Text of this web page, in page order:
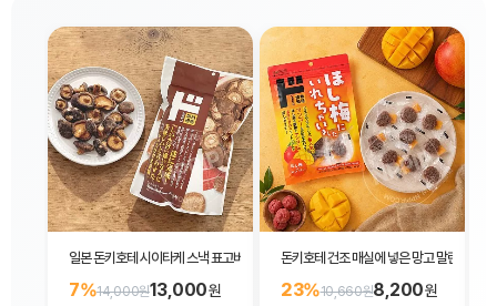
일본 돈키호테 시이타케 스낵 표고버섯 과자 110g
7%14,000원13,000원
돈키호테 건조 매실에 넣은 망고 말린 과일
23%10,660원8,200원